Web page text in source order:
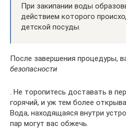
При закипании воды
действием которого
детской посуды.
После завершения процедуры,
безопасности
. Не торопитесь доставать в
горячий, и уж тем более
Вода, находящаяся внутри
пар могут вас обжечь.